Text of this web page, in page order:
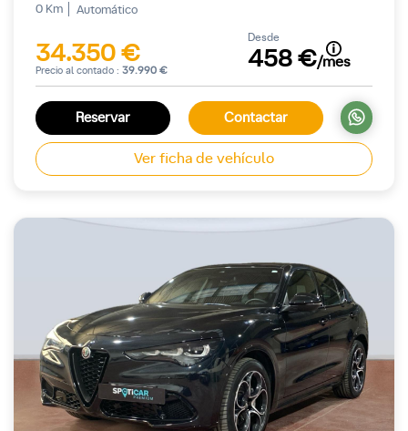
0 Km Automático
34.350 €
Precio al contado : 39.990 €
Desde
458 €/mes
Reservar Contactar
Ver ficha de vehículo